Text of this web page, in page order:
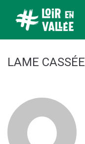
principal
LAME CASSÉE